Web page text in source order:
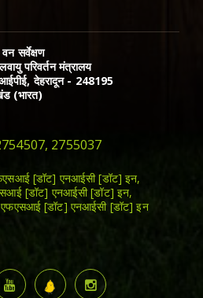
वन सर्वेक्षण
परिवर्तन मंत्रालय
देहरादून - 248195
(भारत)
2755037
[डॉट] एनआईसी [डॉट] इन,
[डॉट] एनआईसी [डॉट] इन,
एफएसआई [डॉट] एनआईसी [डॉट] इन